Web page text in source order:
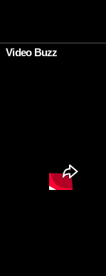
Video Buzz